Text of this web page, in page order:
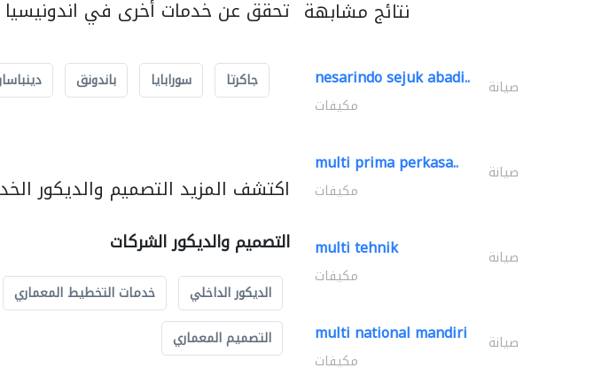
تحقق عن خدمات أخرى في اندونيسيا
جاكرتا سورابايا باندونق
اكتشف المزيد التصميم والديكور
التصميم والديكور الشركات
الديكور الداخلي خدمات التخطيط المعماري
التصميم المعماري
نتائج مشابهة
nesarindo sejuk abadi.. صيانة
مكيفات
multi prima perkasa.. صيانة
مكيفات
multi tehnik صيانة
مكيفات
multi national mandiri صيانة
مكيفات